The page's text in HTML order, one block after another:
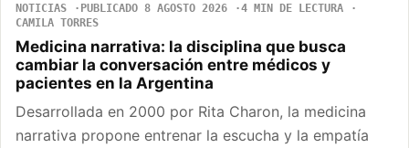
NOTICIAS PUBLICADO 8 AGOSTO 2026
4 MIN DE LECTURA
CAMILA TORRES
Medicina narrativa: la disciplina que busca
cambiar la conversación entre médicos y
pacientes en la Argentina
Desarrollada en 2000 por Rita Charon, la medicina
narrativa propone entrenar la escucha y la empatía